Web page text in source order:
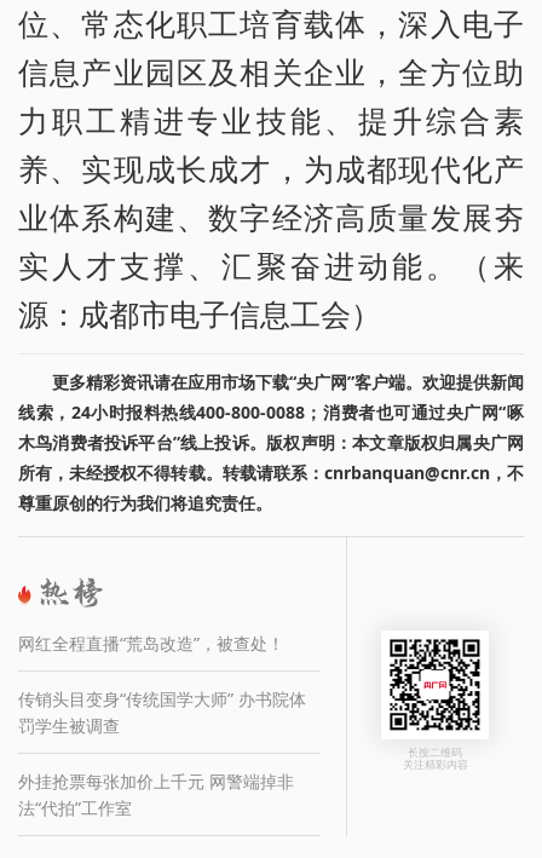
位、常态化职工培育载体，深入电子
信息产业园区及相关企业，全方位助
力职工精进专业技能、提升综合素
养、实现成长成才，为成都现代化产
业体系构建、数字经济高质量发展夯
实人才支撑、汇聚奋进动能。（来
源：成都市电子信息工会）
更多精彩资讯请在应用市场下载“央广网”客户端。欢迎提供新闻
线索，24小时报料热线400-800-0088；消费者也可通过央广网“啄
木鸟消费者投诉平台”线上投诉。版权声明：本文章版权归属央广网
所有，未经授权不得转载。转载请联系：cnrbanquan@cnr.cn，不
尊重原创的行为我们将追究责任。
网红全程直播“荒岛改造”，被查处！
传销头目变身“传统国学大师” 办书院体
罚学生被调查
外挂抢票每张加价上千元 网警端掉非
法“代拍”工作室
长按二维码
关注精彩内容